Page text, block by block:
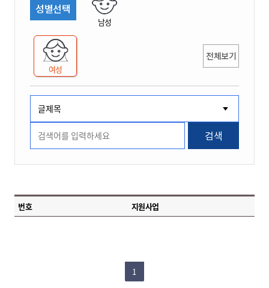
성별선택
남성
여성
전체보기
검색
번호 지원사업
1